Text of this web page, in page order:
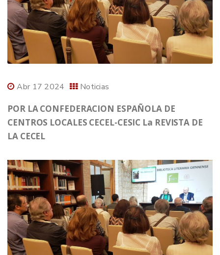
Abr 17 2024 Noticias
POR LA CONFEDERACION ESPAÑOLA DE
CENTROS LOCALES CECEL-CESIC La REVISTA DE
LA CECEL